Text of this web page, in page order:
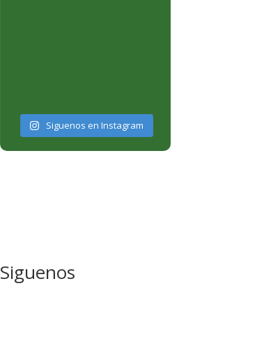
Siguenos en Instagram
Siguenos